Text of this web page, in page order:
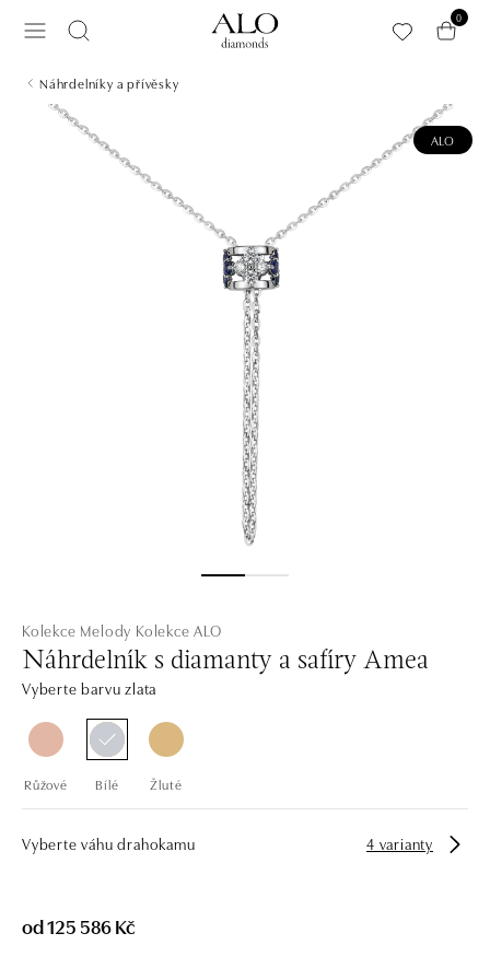
0
Náhrdelníky a přívěsky
ALO
Kolekce Melody Kolekce ALO
Náhrdelník s diamanty a safíry Amea
Vyberte barvu zlata
Růžové Bílé Žluté
Vyberte váhu drahokamu 4 varianty
od 125 586 Kč